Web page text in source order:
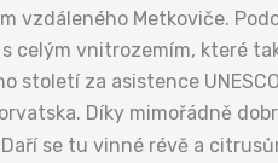
vzdáleného Metkoviče.
celým vnitrozemím, které
století za asistence
Díky mimořádně
se tu vinné révě a